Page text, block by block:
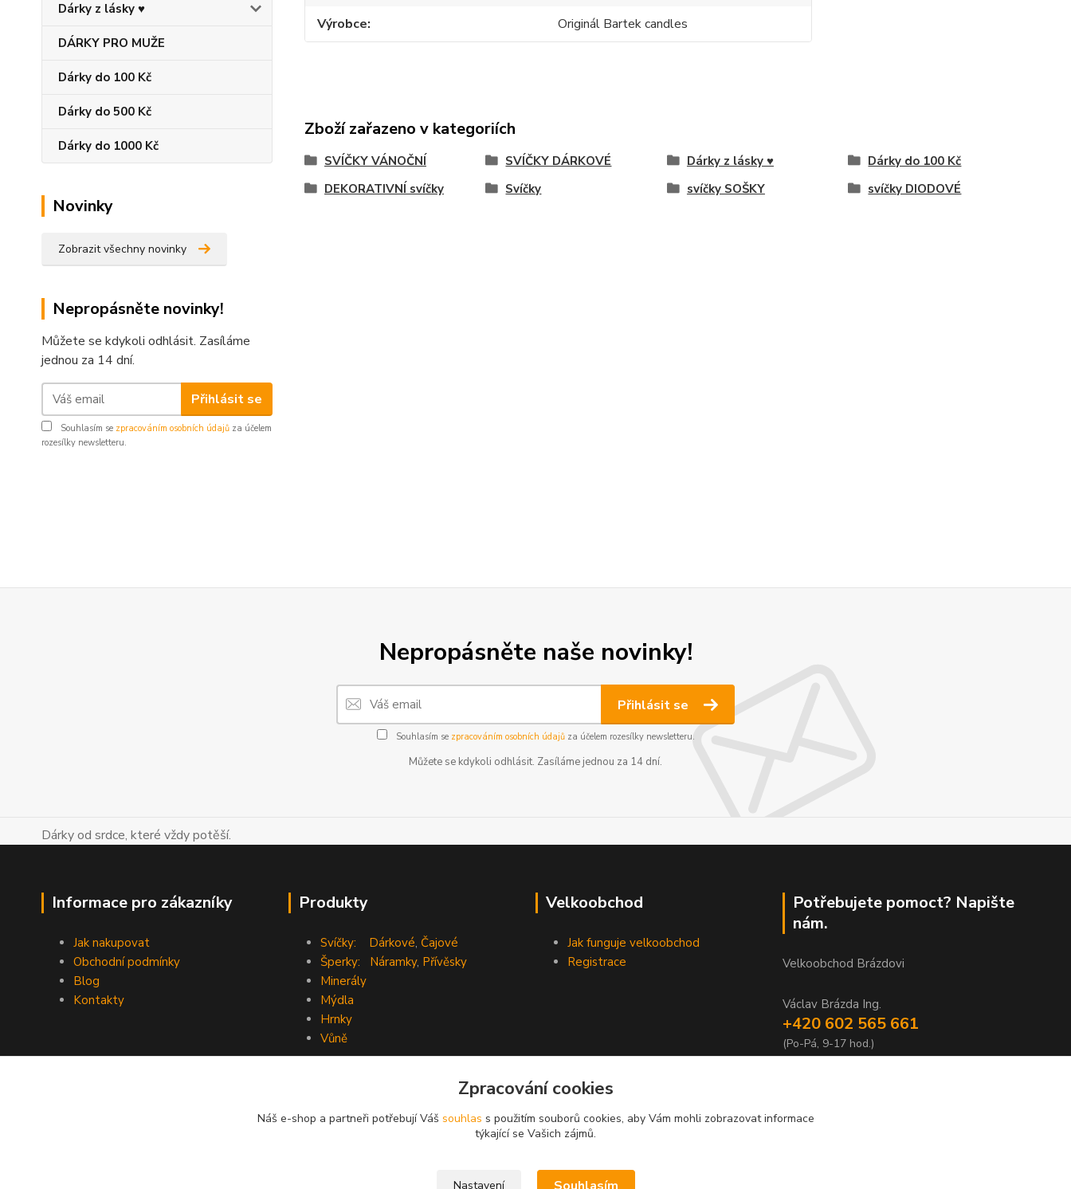
Dárky z lásky ♥
DÁRKY PRO MUŽE
Dárky do 100 Kč
Dárky do 500 Kč
Dárky do 1000 Kč
Novinky
Zobrazit všechny novinky
Nepropásněte novinky!
Můžete se kdykoli odhlásit. Zasíláme
jednou za 14 dní.
Přihlásit se
Souhlasím se zpracováním osobních údajů za účelem
rozesílky newsletteru.
Výrobce
Originál Bartek candles
Zboží zařazeno v kategoriích
SVÍČKY VÁNOČNÍ SVÍČKY DÁRKOVÉ Dárky z lásky ♥
Dárky do 100 Kč
DEKORATIVNÍ svíčky
Svíčky svíčky SOŠKY svíčky DIODOVÉ
Nepropásněte naše novinky!
Přihlásit se
Souhlasím se zpracováním osobních údajůza účelem rozesílky newsletteru.
Můžete se kdykoli odhlásit. Zasíláme jednou za 14 dní.
Dárky od srdce, které vždy potěší.
Informace pro zákazníky
Jak nakupovat
Obchodní podmínky
Blog
Kontakty
Produkty
Svíčky: Dárkové, Čajové
Šperky:
Náramky, Přívěsky
Minerály
Mýdla
Hrnky
Vůně
Velkoobchod
Jak funguje velkoobchod
Registrace
Potřebujete pomoct? Napište
nám.
Velkoobchod Brázdovi
Václav Brázda Ing.
+420 602 565 661
(Po-Pá, 9-17 hod.)
Zpracování cookies
Náš e-shop a partneři potřebují Váš souhlas s použitím souborů cookies, aby Vám mohli zobrazovat informace
týkající se Vašich zájmů.
Nastavení